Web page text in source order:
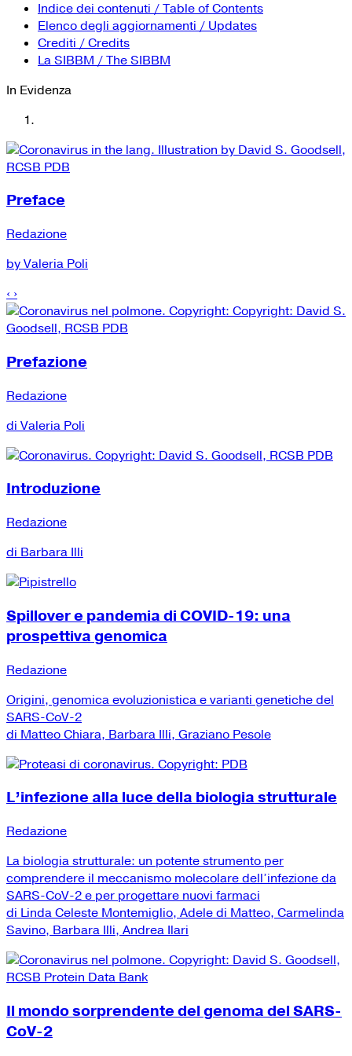
Tutti i siti Zanichelli per la scuola
Collezioni Università
Facebook
Twitter
Instagram
Instagram scuola
Mail
Indice dei contenuti / Table of Contents
Elenco degli aggiornamenti / Updates
Crediti / Credits
La SIBBM / The SIBBM
In Evidenza
Preface
Redazione
by Valeria Poli
‹ ›
Prefazione
Redazione
di Valeria Poli
Introduzione
Redazione
di Barbara Illi
Spillover e pandemia di COVID-19: una
prospettiva genomica
Redazione
Origini, genomica evoluzionistica e varianti genetiche del
SARS-CoV-2
di Matteo Chiara, Barbara Illi, Graziano Pesole
L’infezione alla luce della biologia strutturale
Redazione
La biologia strutturale: un potente strumento per
comprendere il meccanismo molecolare dell’infezione da
SARS-CoV-2 e per progettare nuovi farmaci
di Linda Celeste Montemiglio, Adele di Matteo, Carmelinda
Savino, Barbara Illi, Andrea Ilari
Il mondo sorprendente del genoma del SARS-
CoV-2